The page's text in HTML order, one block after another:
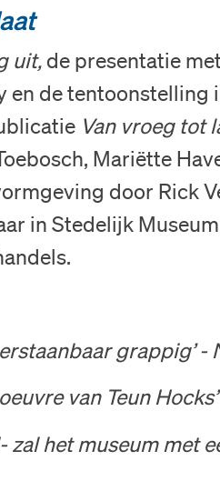
uit, de presentatie
en de tentoonstelling
Van vroeg tot
Mariëtte
door Rick
in Stedelijk
grappig’ -
van Teun
zal het museum met